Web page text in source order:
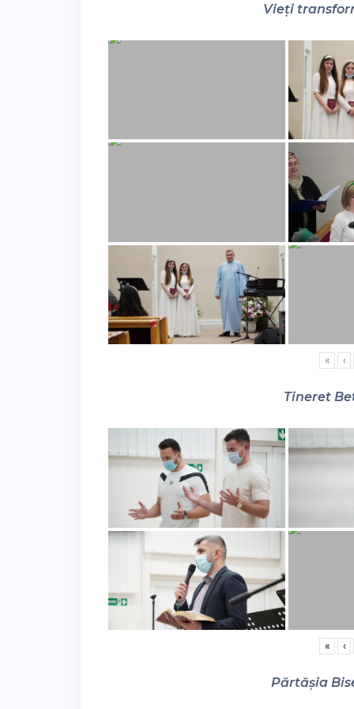
Vieți
« ‹
Tineret
« ‹
Părtășia